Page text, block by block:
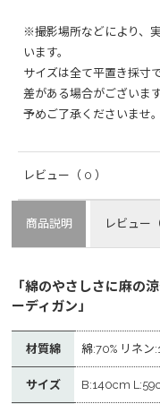
※撮影場所などにより、
います。
サイズは全て平置き採寸
差がある場合がございます
予めご了承くださいませ。
レビュー （ 0 ）
商品説明 レビュー
「綿のやさしさに麻の
ーディガン」
材質綿 綿:70% リネン
サイズ B:140cm